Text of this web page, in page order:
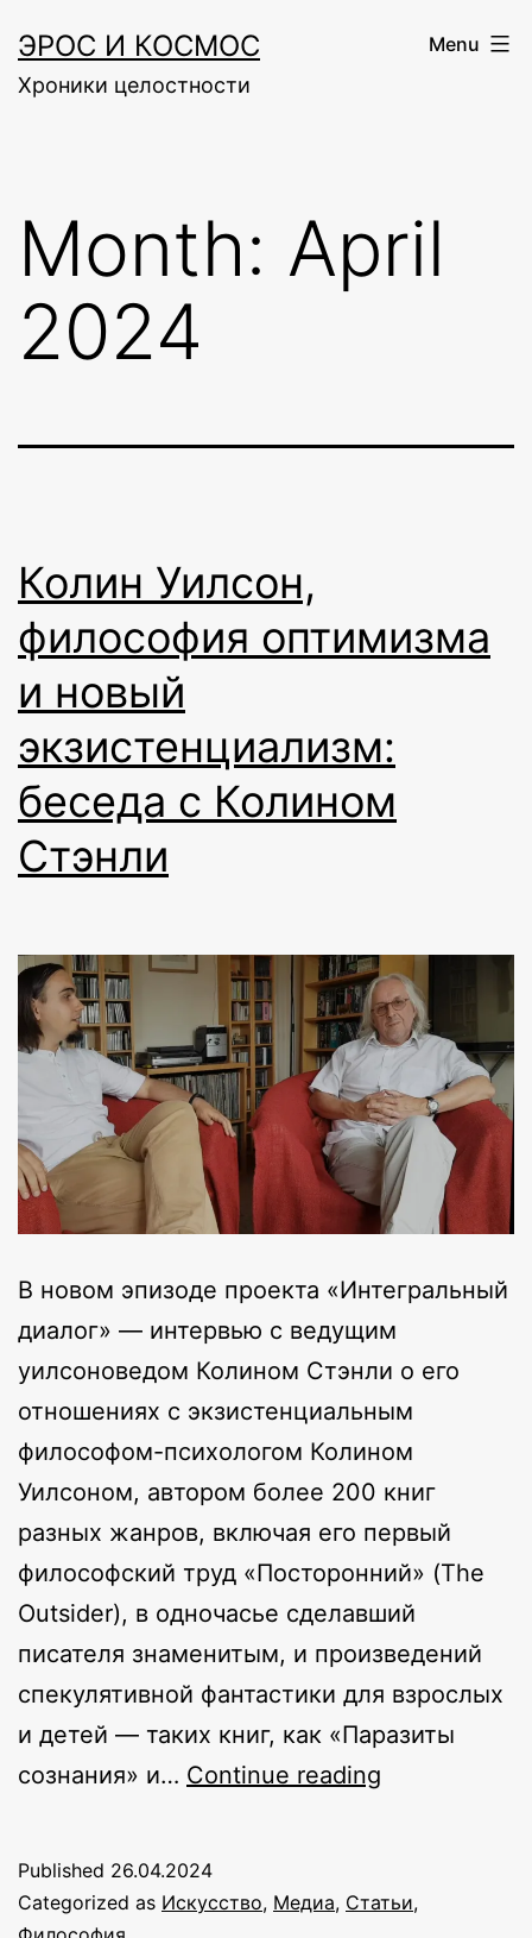
to
content
ЭРОС И КОСМОС
Хроники целостности
Menu
Month: April
2024
Колин Уилсон,
философия оптимизма
и новый
экзистенциализм:
беседа с Колином
Стэнли
В новом эпизоде проекта «Интегральный
диалог» — интервью с ведущим
уилсоноведом Колином Стэнли о его
отношениях с экзистенциальным
философом-психологом Колином
Уилсоном, автором более 200 книг
разных жанров, включая его первый
философский труд «Посторонний» (The
Outsider), в одночасье сделавший
писателя знаменитым, и произведений
спекулятивной фантастики для взрослых
и детей — таких книг, как «Паразиты
сознания» и… Continue reading
оптимизма
Published 26.04.2024
Categorized as Искусство, Медиа, Статьи,